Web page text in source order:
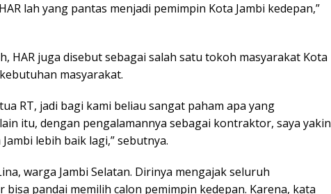
lah yang pantas menjadi pemimpin Kota Jambi kedepan,”
HAR juga disebut sebagai salah satu tokoh masyarakat Kota
masyarakat.
RT, jadi bagi kami beliau sangat paham apa yang
itu, dengan pengalamannya sebagai kontraktor, saya yakin
lebih baik lagi,” sebutnya.
warga Jambi Selatan. Dirinya mengajak seluruh
bisa pandai memilih calon pemimpin kedepan. Karena, kata